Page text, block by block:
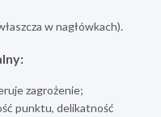
w nagłówkach).
zagrożenie;
punktu, delikatność